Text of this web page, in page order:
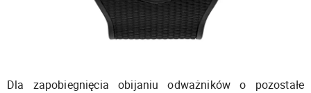
Dla zapobiegnięcia obijaniu odważników o pozostałe